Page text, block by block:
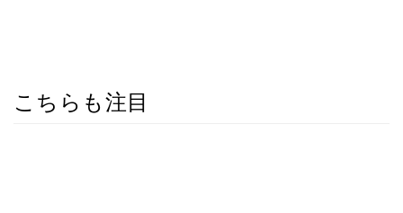
こちらも注目